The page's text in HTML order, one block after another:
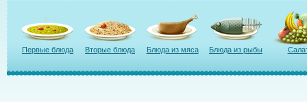
Первые блюда Вторые блюда Блюда из мяса Блюда из рыбы